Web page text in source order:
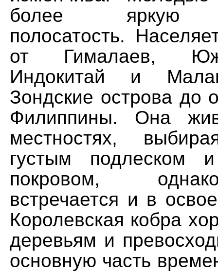
более яркую
полосатость.
от Гималаев,
Индокитай и
Зондские острова до
Филиппины. Она
местностях,
густым подлеском
покровом,
встречается и в
Королевская кобра
деревьям и
основную часть